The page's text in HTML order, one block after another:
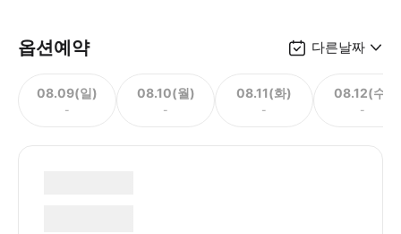
옵션예약 다른날짜
08.09(일)
-
08.10(월)
-
08.11(화)
-
08.12(수)
-